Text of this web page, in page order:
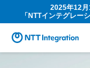
2025年12月
「NTTインテグレー